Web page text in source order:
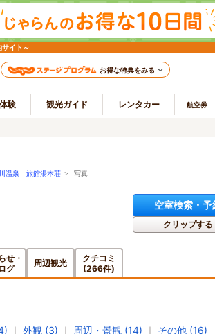
イト～
お得な特典をみる
験 観光ガイド レンタカー 航空券
温泉 旅館湯本荘 > 写真
空室検索・予
クリップする
せ・
グ
周辺観光
クチコミ
(266件)
｜ 外観 (3) ｜ 周辺・景観 (14) ｜ その他 (16)